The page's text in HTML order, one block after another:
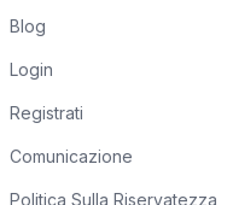
Blog
Login
Registrati
Comunicazione
Politica Sulla Riservatezza